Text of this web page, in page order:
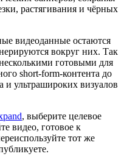
растягивания и чёрных
видеоданные остаются
вокруг них. Так
готовыми для
short-form-контента до
ультрашироких визуалов
, выберите целевое
видео, готовое к
тот же